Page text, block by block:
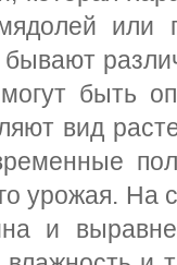
или
быть
вид
урожая. На
и